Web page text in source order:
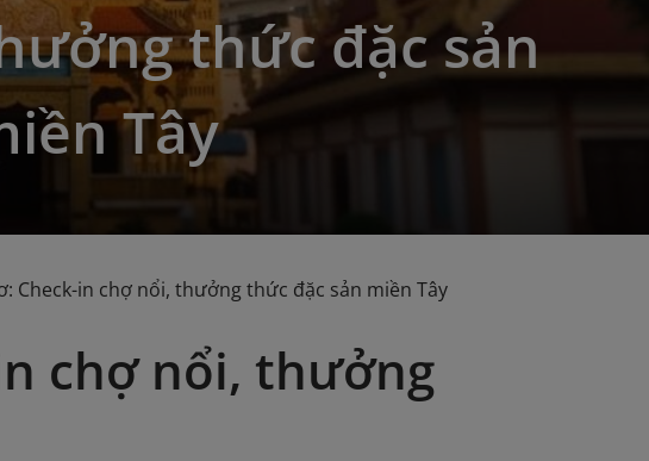
thức đặc sản
Tây
Check-in chợ nổi, thưởng thức đặc sản miền Tây
chợ nổi, thưởng